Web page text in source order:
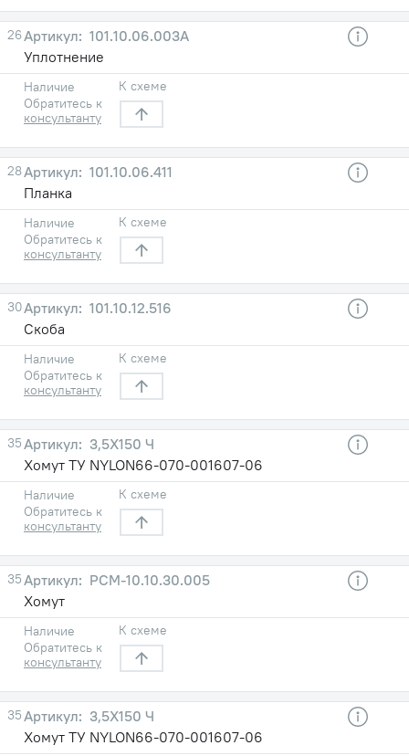
26
101.10.06.003А
Уплотнение
Наличие
Обратитесь к
консультанту
К схеме
28
101.10.06.411
Планка
Наличие
Обратитесь к
консультанту
К схеме
30
101.10.12.516
Скоба
Наличие
Обратитесь к
консультанту
К схеме
35
3,5X150 Ч
Хомут ТУ NYLON66-070-001607-06
Наличие
Обратитесь к
консультанту
К схеме
35
РСM-10.10.30.005
Хомут
Наличие
Обратитесь к
консультанту
К схеме
35
3,5X150 Ч
Хомут ТУ NYLON66-070-001607-06